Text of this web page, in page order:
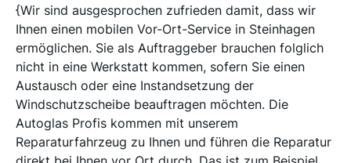
{Wir sind ausgesprochen zufrieden damit, dass wir
Ihnen einen mobilen Vor-Ort-Service in Steinhagen
ermöglichen. Sie als Auftraggeber brauchen folglich
nicht in eine Werkstatt kommen, sofern Sie einen
Austausch oder eine Instandsetzung der
Windschutzscheibe beauftragen möchten. Die
Autoglas Profis kommen mit unserem
Reparaturfahrzeug zu Ihnen und führen die Reparatur